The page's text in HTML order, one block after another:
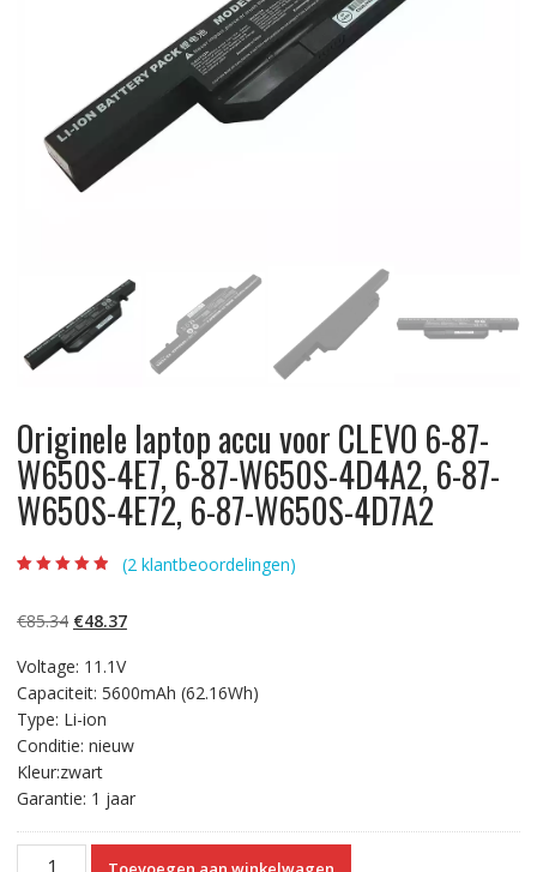
Originele laptop accu voor CLEVO 6-87-
W650S-4E7, 6-87-W650S-4D4A2, 6-87-
W650S-4E72, 6-87-W650S-4D7A2
gebaseerd op
klantbeoordelin
(2 klantbeoordelingen)
€85.34 Oorspronkelijke
was:
€85.34.
€48.37Huidige
€48.37.
Voltage: 11.1V
Capaciteit: 5600mAh (62.16Wh)
Type: Li-ion
Conditie: nieuw
Kleur:zwart
Garantie: 1 jaar
Originele